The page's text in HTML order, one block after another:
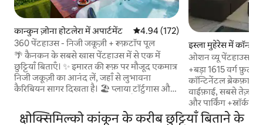
कान्कुन ज़ोना होटलेरा में अपार्टमेंट औसत रेटिंग 5 में से 4.94, 172 समीक्षाएँ
4.94 (172)
360 पेंटहाउस - निजी जकूज़ी + रूफ़टॉप पूल
🌴 कैनकन के सबसे खास पेंटहाउस में से एक में
छुट्टियाँ बिताएँ। ✨ इमारत की रूफ़ पर मौजूद एकमात्र
निजी जकूज़ी का आनंद लें, जहाँ से लुभावना
कैरिबियन सागर दिखता है। 🏖️ प्लाया टॉर्टुगास और
नाइटलाइफ़ से सिर्फ़ 5 मिनट की दूरी पर 📶 तेज़
वाई-फ़ाई 🚗 मुफ़्त पार्किंग 🔑 खुद से चेक इन 💬
इस्ला मुहेरेस में कॉन्डो
ओशन व्यू पेंटहाउस |
नाश्ता
+बड़ा 1615 वर्ग फ़ुट x
कॉन्टिनेंटल ब्रेकफ़ास्ट
वाईफ़ाई, सबसे तेज़
और पार्किंग
+पेशेवर सीरीज़
क्षोक्सिमिल्को कांकून के करीब छुट्टियाँ बिताने के